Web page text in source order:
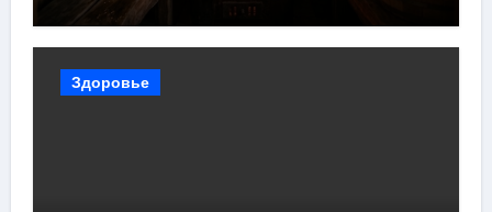
Здоровье